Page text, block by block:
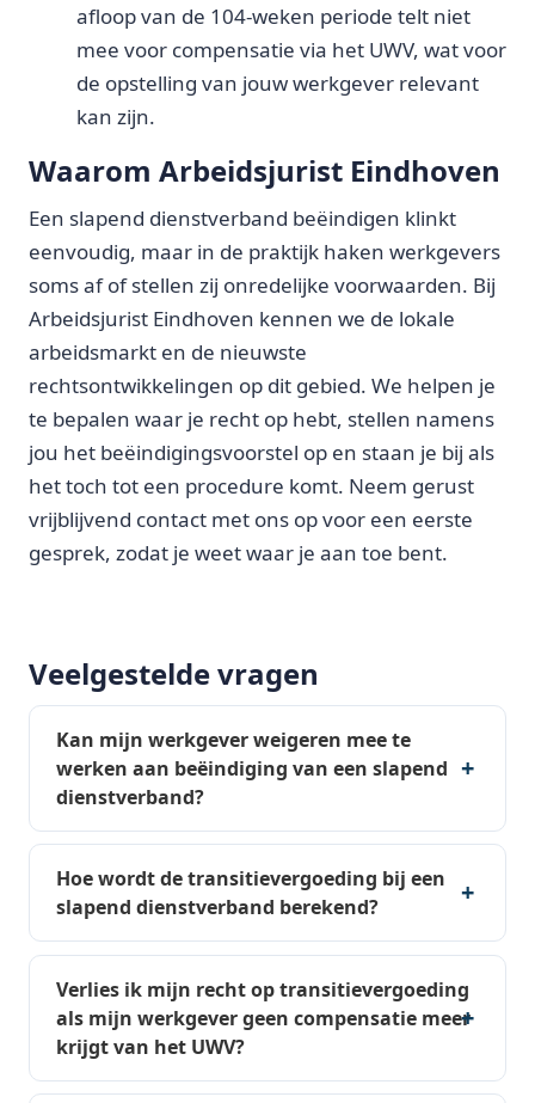
afloop van de 104-weken periode telt niet
mee voor compensatie via het UWV, wat voor
de opstelling van jouw werkgever relevant
kan zijn.
Waarom Arbeidsjurist Eindhoven
Een slapend dienstverband beëindigen klinkt
eenvoudig, maar in de praktijk haken werkgevers
soms af of stellen zij onredelijke voorwaarden. Bij
Arbeidsjurist Eindhoven kennen we de lokale
arbeidsmarkt en de nieuwste
rechtsontwikkelingen op dit gebied. We helpen je
te bepalen waar je recht op hebt, stellen namens
jou het beëindigingsvoorstel op en staan je bij als
het toch tot een procedure komt. Neem gerust
vrijblijvend contact met ons op voor een eerste
gesprek, zodat je weet waar je aan toe bent.
Veelgestelde vragen
Kan mijn werkgever weigeren mee te
werken aan beëindiging van een slapend
dienstverband?
Hoe wordt de transitievergoeding bij een
slapend dienstverband berekend?
Verlies ik mijn recht op transitievergoeding
als mijn werkgever geen compensatie meer
krijgt van het UWV?